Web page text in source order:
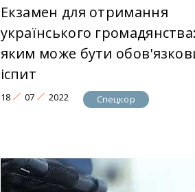
Екзамен для отримання
українського громадянства:
яким може бути
іспит
18 07 2022 Спецкор